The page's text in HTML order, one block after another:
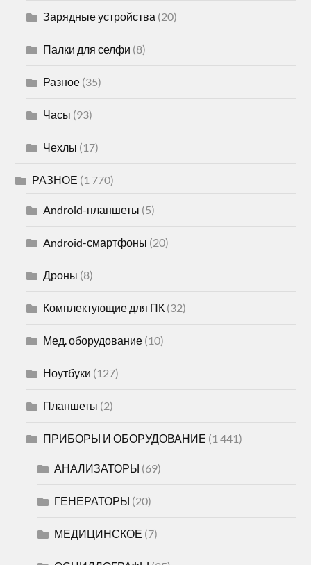
Зарядные устройства (20)
Палки для селфи (8)
Разное (35)
Часы (93)
Чехлы (17)
РАЗНОЕ (1 770)
Android-планшеты (5)
Android-смартфоны (20)
Дроны (8)
Комплектующие для ПК (32)
Мед. оборудование (10)
Ноутбуки (127)
Планшеты (2)
ПРИБОРЫ И ОБОРУДОВАНИЕ (1 441)
АНАЛИЗАТОРЫ (69)
ГЕНЕРАТОРЫ (20)
МЕДИЦИНСКОЕ (7)